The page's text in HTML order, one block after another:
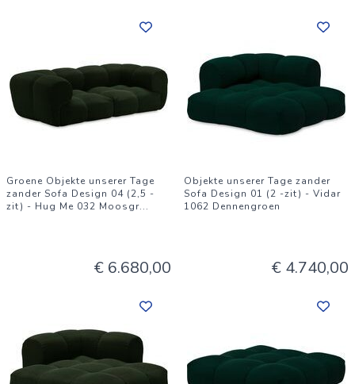
Groene Objekte unserer Tage
zander Sofa Design 04 (2,5 -
zit) - Hug Me 032 Moosgr...
€ 6.680,00
Objekte unserer Tage zander
Sofa Design 01 (2 -zit) - Vidar
1062 Dennengroen
€ 4.740,00